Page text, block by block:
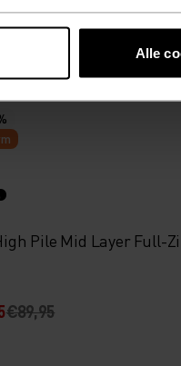
Alle
Pile Mid Layer Full-
€89,95